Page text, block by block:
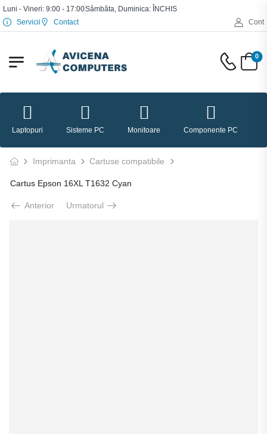
Luni - Vineri: 9:00 - 17:00Sâmbăta, Duminica: ÎNCHIS
Servicii
Contact Cont
0
Laptopuri Sisteme PC Monitoare Componente PC
Imprimanta Cartuse compatibile
Cartus Epson 16XL T1632 Cyan
Anterior Urmatorul